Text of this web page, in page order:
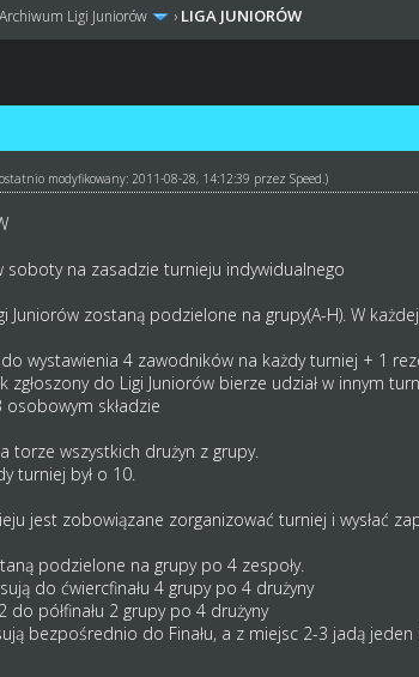
Archiwum Ligi Juniorów › LIGA JUNIORÓW
modyfikowany: 2011-08-28, 14:12:39 przez Speed .)
soboty na zasadzie turnieju indywidualnego
Juniorów zostaną podzielone na grupy(A-H). W
wystawienia 4 zawodników na każdy turniej + 1
zgłoszony do Ligi Juniorów bierze udział w innym
składzie
torze wszystkich drużyn z grupy.
turniej był o 10.
jest zobowiązane zorganizować turniej i wysłać
podzielone na grupy po 4 zespoły.
do ćwiercfinału 4 grupy po 4 drużyny
do półfinału 2 grupy po 4 drużyny
bezpośrednio do Finału, a z miejsc 2-3 jadą jeden